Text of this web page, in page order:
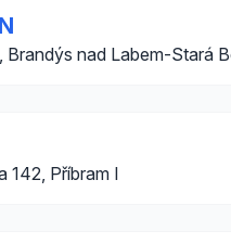
Brandýs nad Labem-Stará
142, Příbram I